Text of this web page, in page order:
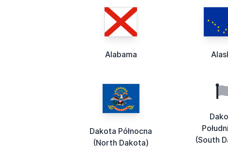
Alabama
Dakota Północna
(North Dakota)
(South